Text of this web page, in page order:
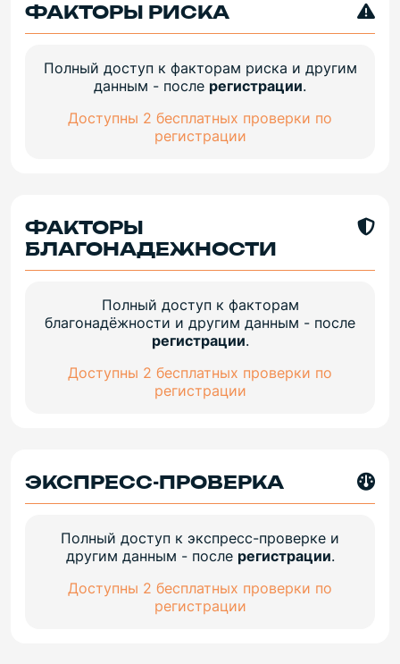
ФАКТОРЫ РИСКА
Полный доступ к факторам риска и другим
данным - после регистрации.
Доступны 2 бесплатных проверки по
регистрации
ФАКТОРЫ
БЛАГОНАДЕЖНОСТИ
Полный доступ к факторам
благонадёжности и другим данным - после
регистрации.
Доступны 2 бесплатных проверки по
регистрации
ЭКСПРЕСС-ПРОВЕРКА
Полный доступ к экспресс-проверке и
другим данным - после регистрации.
Доступны 2 бесплатных проверки по
регистрации